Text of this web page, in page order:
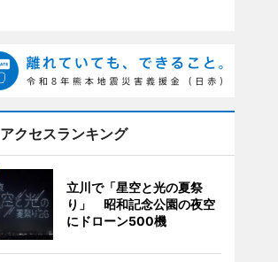
アクセスランキング
立川で「星空と光の夏祭
り」 昭和記念公園の夜空
にドローン500機